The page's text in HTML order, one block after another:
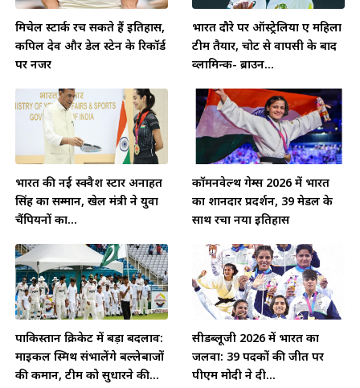
मिचेल स्टार्क रच सकते हैं इतिहास,
कपिल देव और डेल स्टेन के रिकॉर्ड
पर नजर
भारत दौरे पर ऑस्ट्रेलिया ए महिला
टीम तैयार, चोट से वापसी के बाद
व्लामिन्क- ब्राउन...
भारत की नई स्क्वैश स्टार अनाहत
सिंह का सम्मान, खेल मंत्री ने युवा
चैंपियनों का...
कॉमनवेल्थ गेम्स 2026 में भारत
का शानदार प्रदर्शन, 39 मेडल के
साथ रचा नया इतिहास
पाकिस्तान क्रिकेट में बड़ा बदलाव:
माइकल स्मिथ संभालेंगे बल्लेबाजों
की कमान, टीम को सुधारने की...
सीडब्लूजी 2026 में भारत का
जलवा: 39 पदकों की जीत पर
पीएम मोदी ने दी...